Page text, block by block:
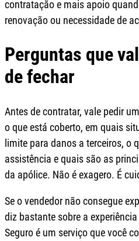
contratação e mais apoio
renovação ou necessidade de
Perguntas que
de fechar
Antes de contratar, vale pedir
o que está coberto, em quais
limite para danos a terceiros, o
assistência e quais são as
da apólice. Não é exagero. É
Se o vendedor não consegue
diz bastante sobre a
Seguro é um serviço que você